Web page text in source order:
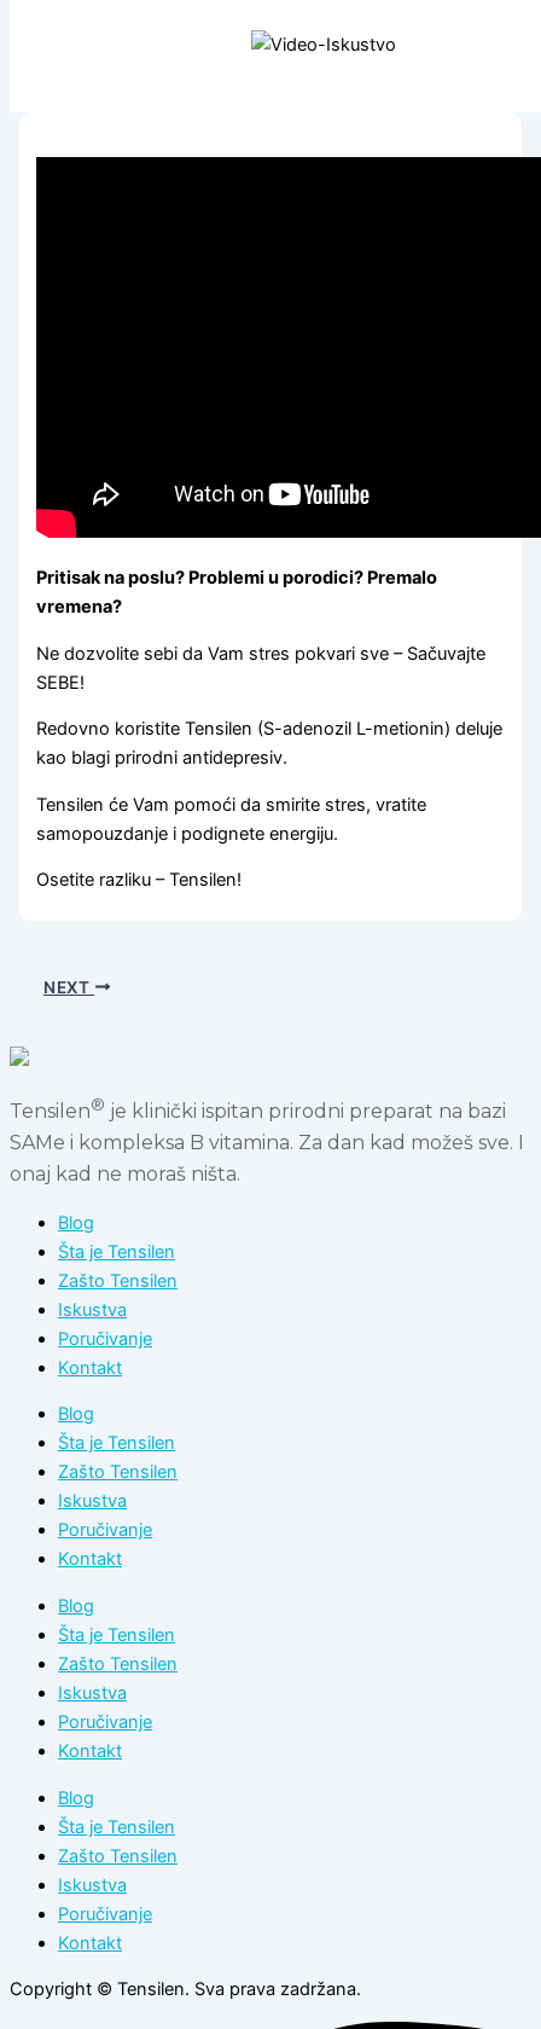
Pritisak na poslu? Problemi u porodici? Premalo
vremena?
Ne dozvolite sebi da Vam stres pokvari sve – Sačuvajte
SEBE!
Redovno koristite Tensilen (S-adenozil L-metionin) deluje
kao blagi prirodni antidepresiv.
Tensilen će Vam pomoći da smirite stres, vratite
samopouzdanje i podignete energiju.
Osetite razliku – Tensilen!
NEXT
Tensilen® je klinički ispitan prirodni preparat na bazi
SAMe i kompleksa B vitamina. Za dan kad možeš sve. I
onaj kad ne moraš ništa.
Blog
Šta je Tensilen
Zašto Tensilen
Iskustva
Poručivanje
Kontakt
Blog
Šta je Tensilen
Zašto Tensilen
Iskustva
Poručivanje
Kontakt
Blog
Šta je Tensilen
Zašto Tensilen
Iskustva
Poručivanje
Kontakt
Blog
Šta je Tensilen
Zašto Tensilen
Iskustva
Poručivanje
Kontakt
Copyright © Tensilen. Sva prava zadržana.